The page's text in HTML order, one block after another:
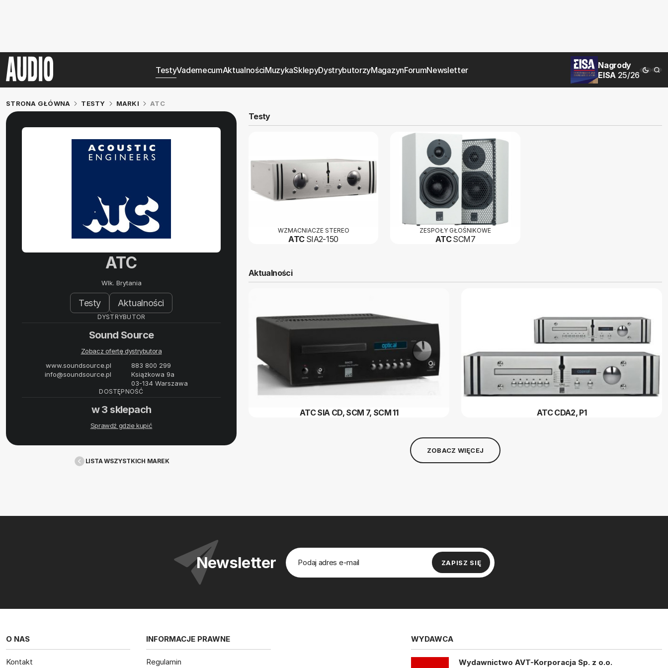
TestyVademecumAktualnościMuzykaSklepyDystrybutorzyMagazynForumNewsletter
Nagrody
EISA 25/26
STRONA GŁÓWNA TESTY MARKI ATC
ATC
Wlk. Brytania
Testy Aktualności
DYSTRYBUTOR
Sound Source
Zobacz ofertę dystrybutora
www.soundsource.pl
info@soundsource.pl
883 800 299
Książkowa 9a
03-134 Warszawa
DOSTĘPNOŚĆ
w 3 sklepach
Sprawdź gdzie kupić
LISTA WSZYSTKICH MAREK
Testy
WZMACNIACZE STEREO
ATC SIA2-150
ZESPOŁY GŁOŚNIKOWE
ATCSCM7
Aktualności
ATC SIA CD, SCM 7, SCM 11 ATC CDA2, P1
ZOBACZ WIĘCEJ
Newsletter
O NAS
Kontakt
INFORMACJE PRAWNE
Regulamin
WYDAWCA
Wydawnictwo AVT-Korporacja Sp. z o.o.